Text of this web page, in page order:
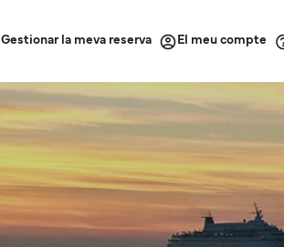
Gestionar la meva reserva El meu compte